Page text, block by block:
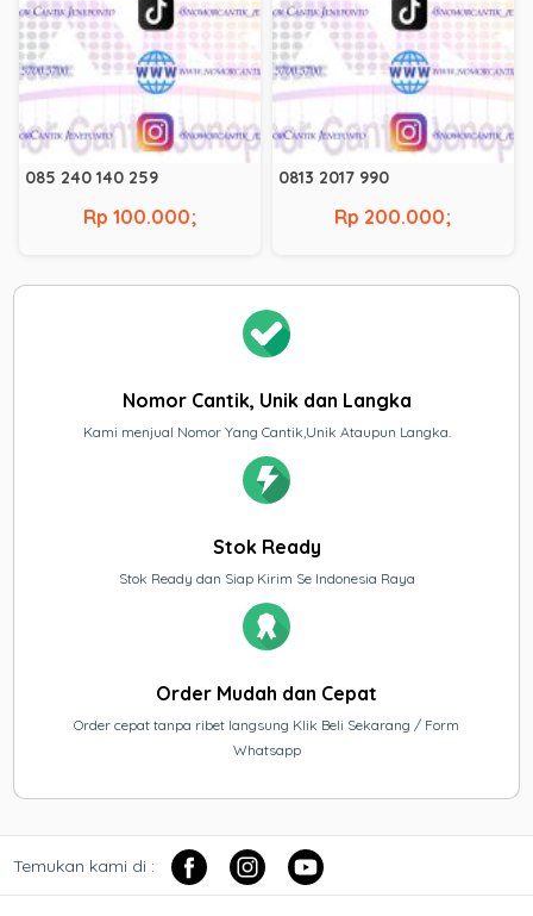
085 240 140 259
Rp 100.000;
0813 2017 990
Rp 200.000;
Nomor Cantik, Unik dan Langka
Kami menjual Nomor Yang Cantik,Unik Ataupun Langka.
Stok Ready
Stok Ready dan Siap Kirim Se Indonesia Raya
Order Mudah dan Cepat
Order cepat tanpa ribet langsung Klik Beli Sekarang / Form
Whatsapp
Temukan kami di :